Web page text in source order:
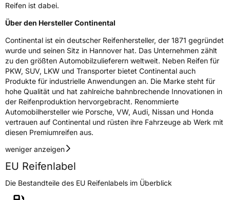
Reifen ist dabei.
Über den Hersteller Continental
Continental ist ein deutscher Reifenhersteller, der 1871 gegründet
wurde und seinen Sitz in Hannover hat. Das Unternehmen zählt
zu den größten Automobilzulieferern weltweit. Neben Reifen für
PKW, SUV, LKW und Transporter bietet Continental auch
Produkte für industrielle Anwendungen an. Die Marke steht für
hohe Qualität und hat zahlreiche bahnbrechende Innovationen in
der Reifenproduktion hervorgebracht. Renommierte
Automobilhersteller wie Porsche, VW, Audi, Nissan und Honda
vertrauen auf Continental und rüsten ihre Fahrzeuge ab Werk mit
diesen Premiumreifen aus.
weniger anzeigen
EU Reifenlabel
Die Bestandteile des EU Reifenlabels im Überblick